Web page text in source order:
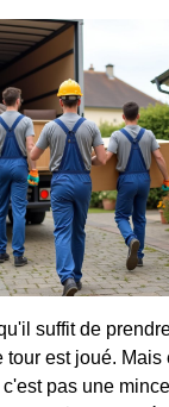
suffit de
tour est joué. Mais
pas une